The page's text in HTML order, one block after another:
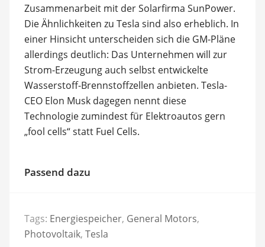
Zusammenarbeit mit der Solarfirma SunPower.
Die Ähnlichkeiten zu Tesla sind also erheblich. In
einer Hinsicht unterscheiden sich die GM-Pläne
allerdings deutlich: Das Unternehmen will zur
Strom-Erzeugung auch selbst entwickelte
Wasserstoff-Brennstoffzellen anbieten. Tesla-
CEO Elon Musk dagegen nennt diese
Technologie zumindest für Elektroautos gern
„fool cells“ statt Fuel Cells.
Passend dazu
Tags: Energiespeicher, General Motors,
Photovoltaik, Tesla